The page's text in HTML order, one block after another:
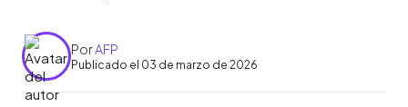
PorAFP
Publicado el 03 de marzo de 2026